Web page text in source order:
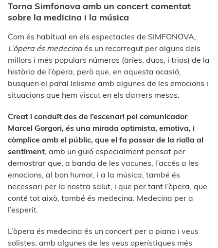
Torna Simfonova amb un concert comentat
sobre la medicina i la música
Com és habitual en els espectacles de SIMFONOVA,
L’òpera és medecinaés un recorregut per alguns dels
millors i més populars números (àries, duos, i trios) de la
història de l’òpera, però que, en aquesta ocasió,
busquen el paral.lelisme amb algunes de les emocions i
situacions que hem viscut en els darrers mesos.
Creat i conduït des de l’escenari pel comunicador
Marcel Gorgori, és una mirada optimista, emotiva, i
còmplice amb el públic, que el fa passar de la rialla al
sentiment, amb un guió especialment pensat per
demostrar que, a banda de les vacunes, l’accés a les
emocions, al bon humor, i a la música, també és
necessari per la nostra salut, i que per tant l’òpera, que
conté tot això, també és medecina. Medecina per a
l’esperit.
L’òpera és medecina és un concert per a piano i veus
solistes, amb algunes de les veus operístiques més